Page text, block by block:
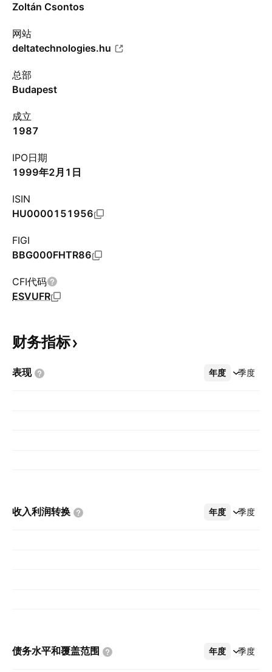
Zoltán Csontos
网站
deltatechnologies.hu
总部
Budapest
成立
1987
IPO日期
1999年2月1日
ISIN
HU0000151956
FIGI
BBG000FHTR86
CFI代码
ESVUFR
财务指标
表现 年度 季度
更多
收入利润转换 年度 季度
更多
债务水平和覆盖范围 年度 季度
更多